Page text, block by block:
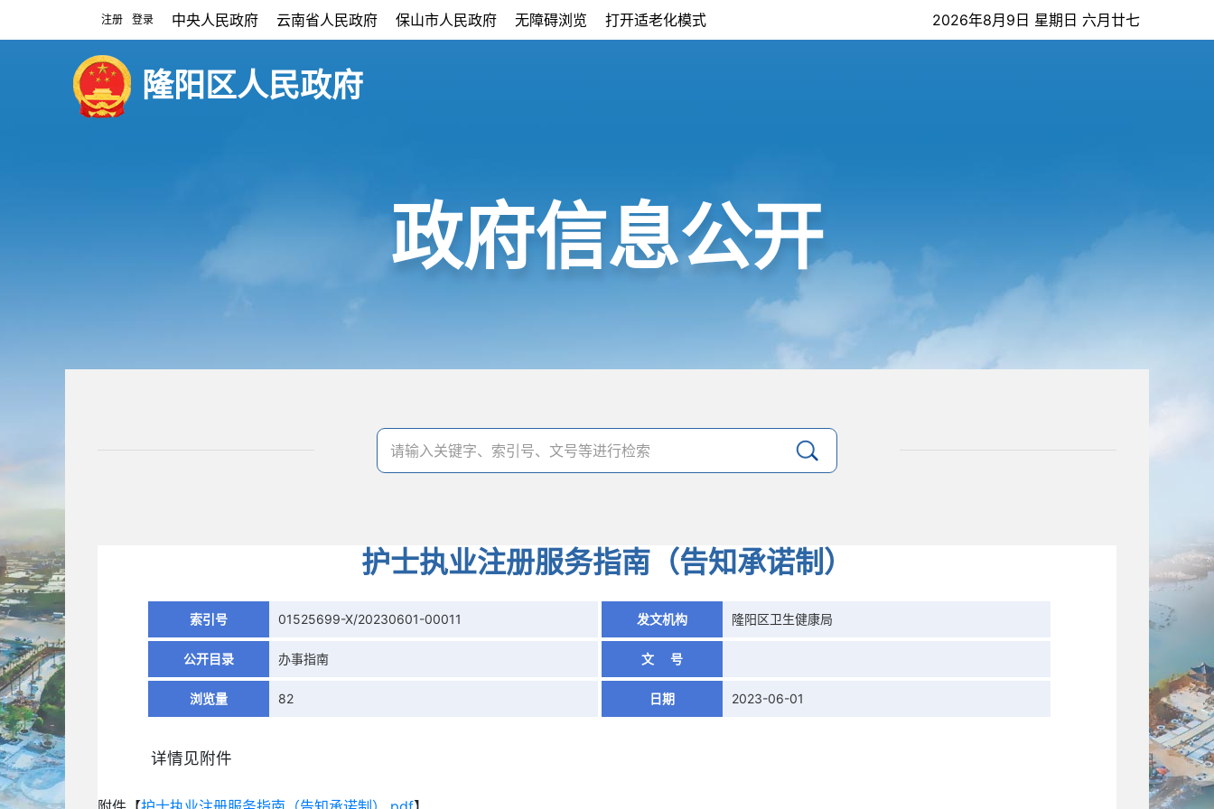
注册 登录 中央人民政府 云南省人民政府 保山市人民政府 无障碍浏览 打开适老化模式 2026年8月9日 星期日 六月廿七
隆阳区人民政府
政府信息公开
护士执业注册服务指南（告知承诺制）
索引号 01525699-X/20230601-00011 发文机构 隆阳区卫生健康局
公开目录 办事指南 文 号
浏览量 82 日期 2023-06-01
详情见附件